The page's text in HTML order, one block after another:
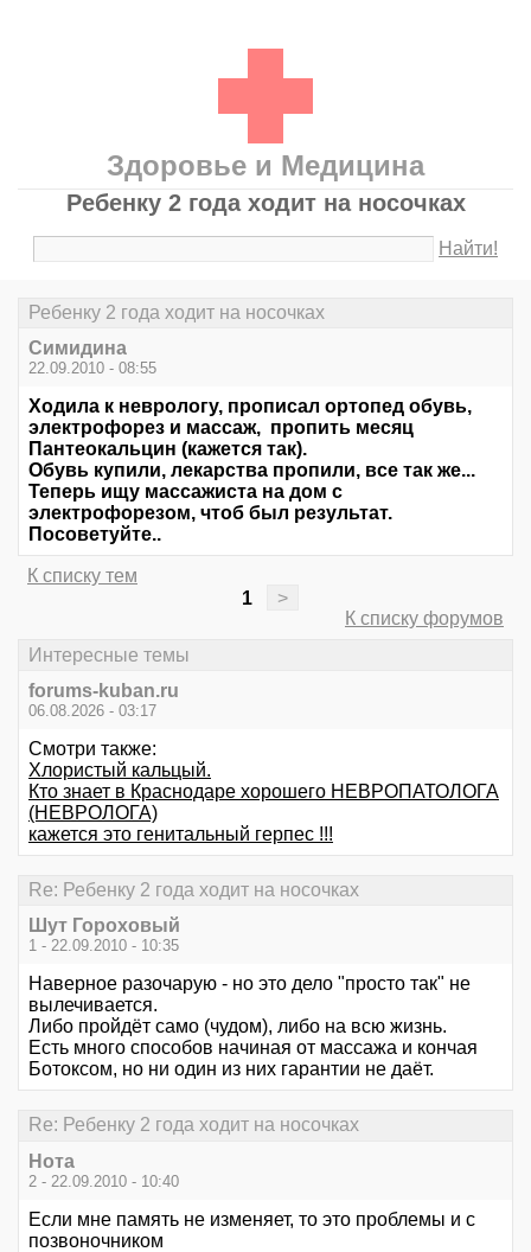
Здоровье и Медицина
Ребенку 2 года ходит на носочках
Найти!
Ребенку 2 года ходит на носочках
Симидина
22.09.2010 - 08:55
Ходила к неврологу, прописал ортопед обувь,
электрофорез и массаж, пропить месяц
Пантеокальцин (кажется так).
Обувь купили, лекарства пропили, все так же...
Теперь ищу массажиста на дом с
электрофорезом, чтоб был результат.
Посоветуйте..
К списку тем
1
>
К списку форумов
Интересные темы
forums-kuban.ru
06.08.2026 - 03:17
Смотри также:
Хлористый кальцый.
Кто знает в Краснодаре хорошего НЕВРОПАТОЛОГА
(НЕВРОЛОГА)
кажется это генитальный герпес !!!
Re: Ребенку 2 года ходит на носочках
Шут Гороховый
1 - 22.09.2010 - 10:35
Наверное разочарую - но это дело "просто так" не
вылечивается.
Либо пройдёт само (чудом), либо на всю жизнь.
Есть много способов начиная от массажа и кончая
Ботоксом, но ни один из них гарантии не даёт.
Re: Ребенку 2 года ходит на носочках
Нота
2 - 22.09.2010 - 10:40
Если мне память не изменяет, то это проблемы и с
позвоночником